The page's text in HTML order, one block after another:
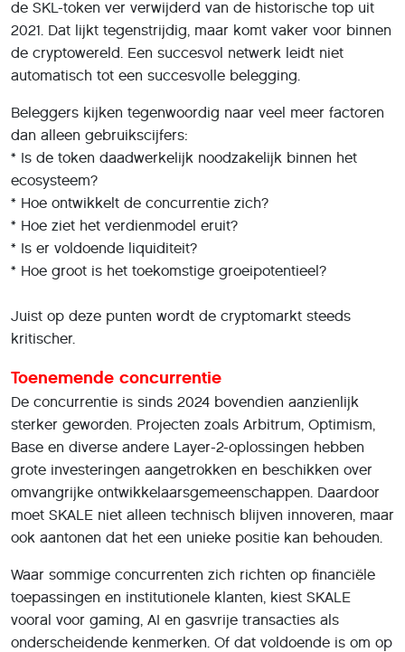
de SKL-token ver verwijderd van de historische top uit
2021. Dat lijkt tegenstrijdig, maar komt vaker voor binnen
de cryptowereld. Een succesvol netwerk leidt niet
automatisch tot een succesvolle belegging.
Beleggers kijken tegenwoordig naar veel meer factoren
dan alleen gebruikscijfers:
* Is de token daadwerkelijk noodzakelijk binnen het
ecosysteem?
* Hoe ontwikkelt de concurrentie zich?
* Hoe ziet het verdienmodel eruit?
* Is er voldoende liquiditeit?
* Hoe groot is het toekomstige groeipotentieel?
Juist op deze punten wordt de cryptomarkt steeds
kritischer.
Toenemende concurrentie
De concurrentie is sinds 2024 bovendien aanzienlijk
sterker geworden. Projecten zoals Arbitrum, Optimism,
Base en diverse andere Layer-2-oplossingen hebben
grote investeringen aangetrokken en beschikken over
omvangrijke ontwikkelaarsgemeenschappen. Daardoor
moet SKALE niet alleen technisch blijven innoveren, maar
ook aantonen dat het een unieke positie kan behouden.
Waar sommige concurrenten zich richten op financiële
toepassingen en institutionele klanten, kiest SKALE
vooral voor gaming, AI en gasvrije transacties als
onderscheidende kenmerken. Of dat voldoende is om op